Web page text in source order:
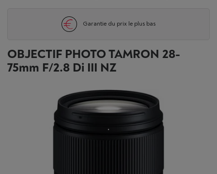
Garantie du prix le plus bas
OBJECTIF PHOTO TAMRON 28-
75mm F/2.8 Di III NZ